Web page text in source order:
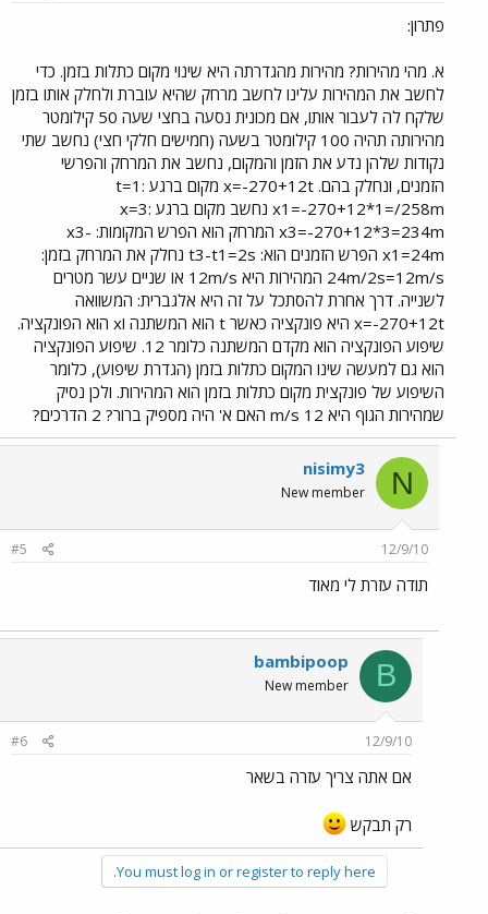
פתרון:
א. מהי מהירות? מהירות מהגדרתה היא שינוי מקום כתלות בזמן. כדי
לחשב את המהירות עלינו לחשב מרחק שהיא עוברת ולחלק אותו בזמן
שלקח לה לעבור אותו, אם מכונית נסעה בחצי שעה 50 קילומטר
מהירותה תהיה 100 קילומטר בשעה (חמישים חלקי חצי) נחשב שתי
נקודות שלהן נדע את הזמן והמקום, נחשב את המרחק והפרשי
הזמנים, ונחלק בהם. x=-270+12t מקום ברגע t=1:
x1=-270+12*1=/258m נחשב מקום ברגע x=3:
x3=-270+12*3=234m המרחק הוא הפרש המקומות: x3-
x1=24m הפרש הזמנים הוא: t3-t1=2s נחלק את המרחק בזמן:
24m/2s=12m/s המהירות היא 12m/s או שניים עשר מטרים
לשנייה. דרך אחרת להסתכל על זה היא אלגברית: המשוואה
x=-270+12t היא פונקציה כאשר t הוא המשתנה וx הוא הפונקציה.
שיפוע הפונקציה הוא מקדם המשתנה כלומר 12. שיפוע הפונקציה
הוא גם למעשה שינו המקום כתלות בזמן (הגדרת שיפוע), כלומר
השיפוע של פונקצית מקום כתלות בזמן הוא המהירות. ולכן נסיק
שמהירות הגוף היא 12 m/s האם א' היה מספיק ברור? 2 הדרכים?
N
nisimy3
New member
12/9/10
#5
תודה עזרת לי מאוד
B
bambipoop
New member
12/9/10
#6
אם אתה צריך עזרה בשאר
רק תבקש
You must log in or register to reply here.